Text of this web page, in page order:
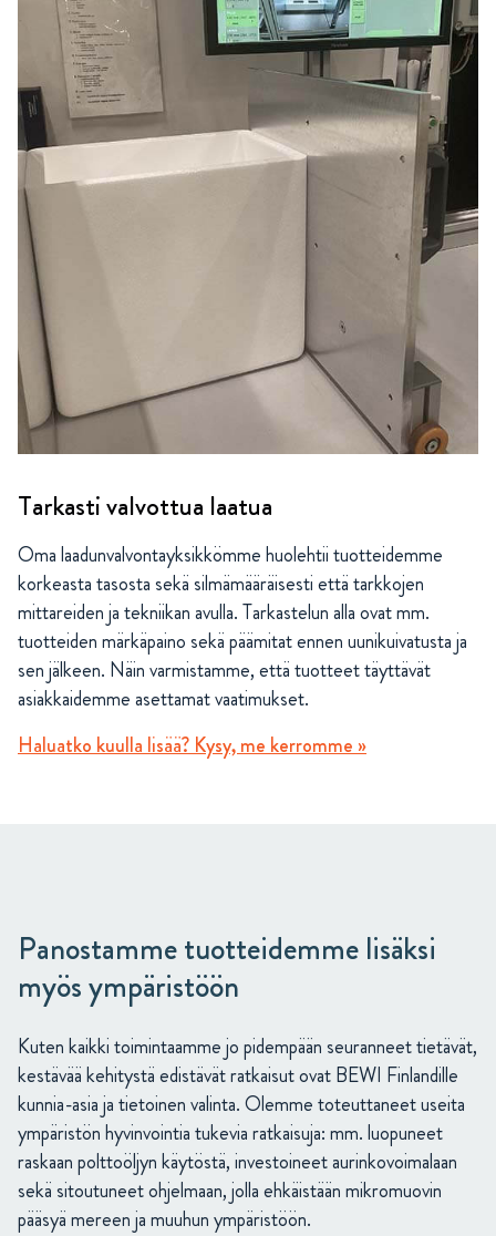
Tarkasti valvottua laatua
Oma laadunvalvontayksikkömme huolehtii tuotteidemme
korkeasta tasosta sekä silmämääräisesti että tarkkojen
mittareiden ja tekniikan avulla. Tarkastelun alla ovat mm.
tuotteiden märkäpaino sekä päämitat ennen uunikuivatusta ja
sen jälkeen. Näin varmistamme, että tuotteet täyttävät
asiakkaidemme asettamat vaatimukset.
Haluatko kuulla lisää? Kysy, me kerromme »
Panostamme tuotteidemme lisäksi
myös ympäristöön
Kuten kaikki toimintaamme jo pidempään seuranneet tietävät,
kestävää kehitystä edistävät ratkaisut ovat BEWI Finlandille
kunnia-asia ja tietoinen valinta. Olemme toteuttaneet useita
ympäristön hyvinvointia tukevia ratkaisuja: mm. luopuneet
raskaan polttoöljyn käytöstä, investoineet aurinkovoimalaan
sekä sitoutuneet ohjelmaan, jolla ehkäistään mikromuovin
pääsyä mereen ja muuhun ympäristöön.